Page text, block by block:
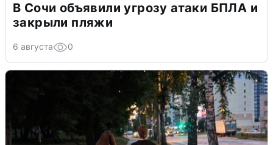
В Сочи объявили угрозу атаки БПЛА и
закрыли пляжи
6 августа 0